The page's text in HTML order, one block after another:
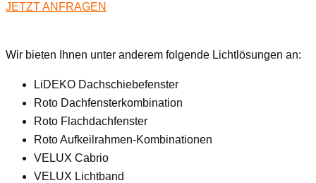
JETZT ANFRAGEN
Wir bieten Ihnen unter anderem folgende Lichtlösungen an:
LiDEKO Dachschiebefenster
Roto Dachfensterkombination
Roto Flachdachfenster
Roto Aufkeilrahmen-Kombinationen
VELUX Cabrio
VELUX Lichtband